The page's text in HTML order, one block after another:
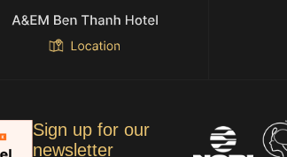
Sign up for our
newsletter